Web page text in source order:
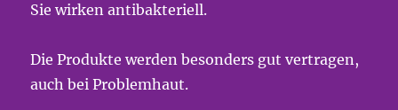
Sie wirken antibakteriell.
Die Produkte werden besonders gut vertragen,
auch bei Problemhaut.